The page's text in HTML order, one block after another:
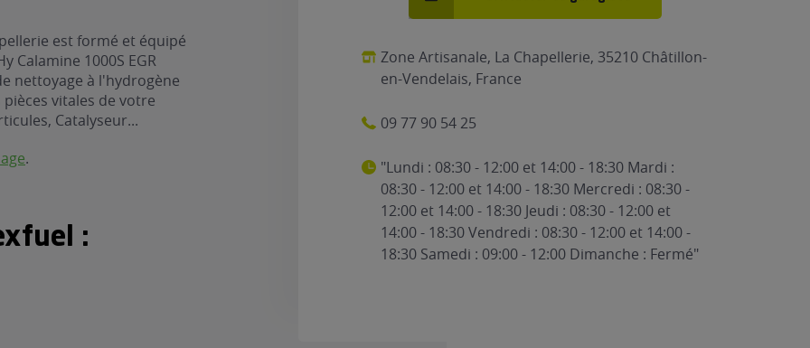
est formé et équipé
Calamine 1000S EGR
nettoyage à l'hydrogène
vitales de votre
Catalyseur...
.
:
Zone Artisanale, La Chapellerie, 35210 Châtillon-
en-Vendelais, France
09 77 90 54 25
"Lundi : 08:30 - 12:00 et 14:00 - 18:30 Mardi :
08:30 - 12:00 et 14:00 - 18:30 Mercredi : 08:30 -
12:00 et 14:00 - 18:30 Jeudi : 08:30 - 12:00 et
14:00 - 18:30 Vendredi : 08:30 - 12:00 et 14:00 -
18:30 Samedi : 09:00 - 12:00 Dimanche : Fermé"